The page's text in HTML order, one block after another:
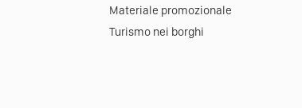
Materiale promozionale
Turismo nei borghi